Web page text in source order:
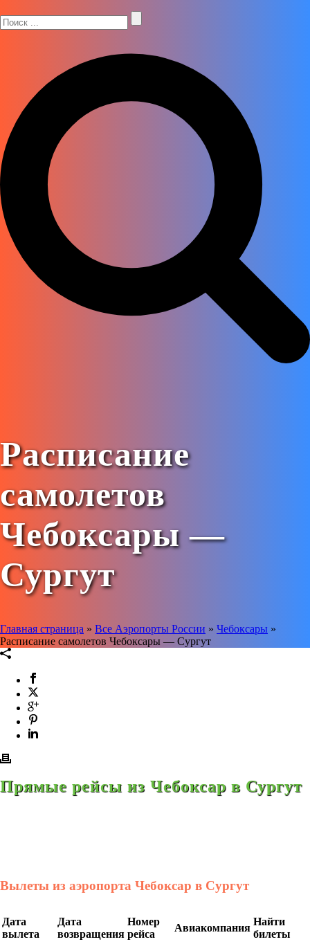
Расписание
самолетов
Чебоксары —
Сургут
Главная страница » Все Аэропорты России » Чебоксары »
Расписание самолетов Чебоксары — Сургут
Прямые рейсы из Чебоксар в Сургут
Вылеты из аэропорта Чебоксар в Сургут
Дата
вылета
Дата
возвращения
Номер
рейса
Авиакомпания
Найти
билеты